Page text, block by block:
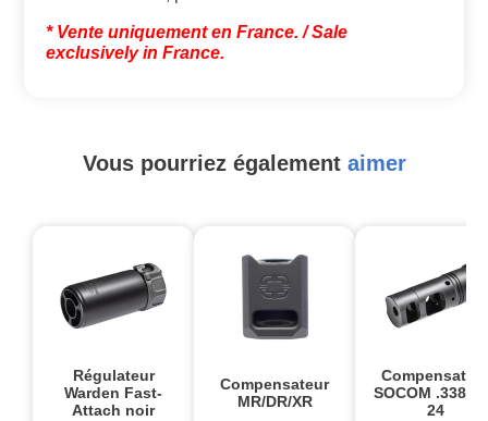
* Vente uniquement en France. / Sale
exclusively in France.
Vous pourriez également aimer
Régulateur
Warden Fast-
Attach noir
Compensateur
MR/DR/XR
SOCOM .338 3/
24